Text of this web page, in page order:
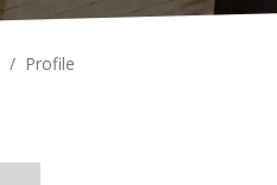
Profile